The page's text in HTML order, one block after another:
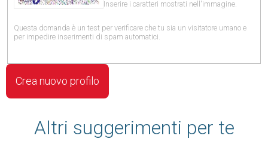
Inserire i caratteri mostrati nell'immagine.
Questa domanda è un test per verificare che tu sia un visitatore umano e
per impedire inserimenti di spam automatici.
Altri suggerimenti per te